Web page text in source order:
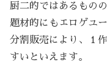
厨二的ではあるもの
題材的にもエロゲユ
分割販売により、１
すいといえます。